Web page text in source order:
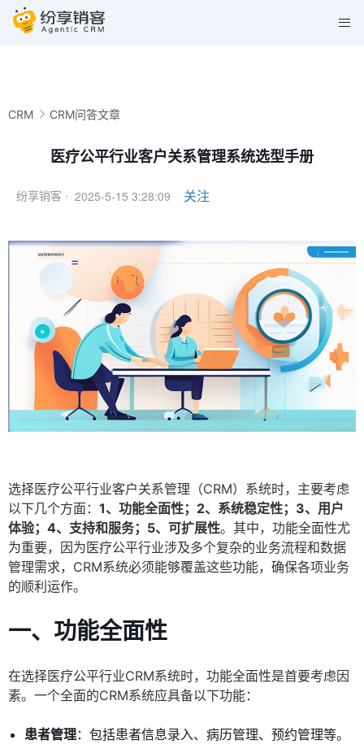
CRM CRM问答文章
医疗公平行业客户关系管理系统选型手册
纷享销客 · 2025-5-15 3:28:09 关注
选择医疗公平行业客户关系管理（CRM）系统时，主要考虑
以下几个方面： 1、功能全面性；2、系统稳定性；3、用户
体验；4、支持和服务；5、可扩展性。其中，功能全面性尤
为重要，因为医疗公平行业涉及多个复杂的业务流程和数据
管理需求，CRM系统必须能够覆盖这些功能，确保各项业务
的顺利运作。
一、功能全面性
在选择医疗公平行业CRM系统时，功能全面性是首要考虑因
素。一个全面的CRM系统应具备以下功能：
患者管理：包括患者信息录入、病历管理、预约管理等。